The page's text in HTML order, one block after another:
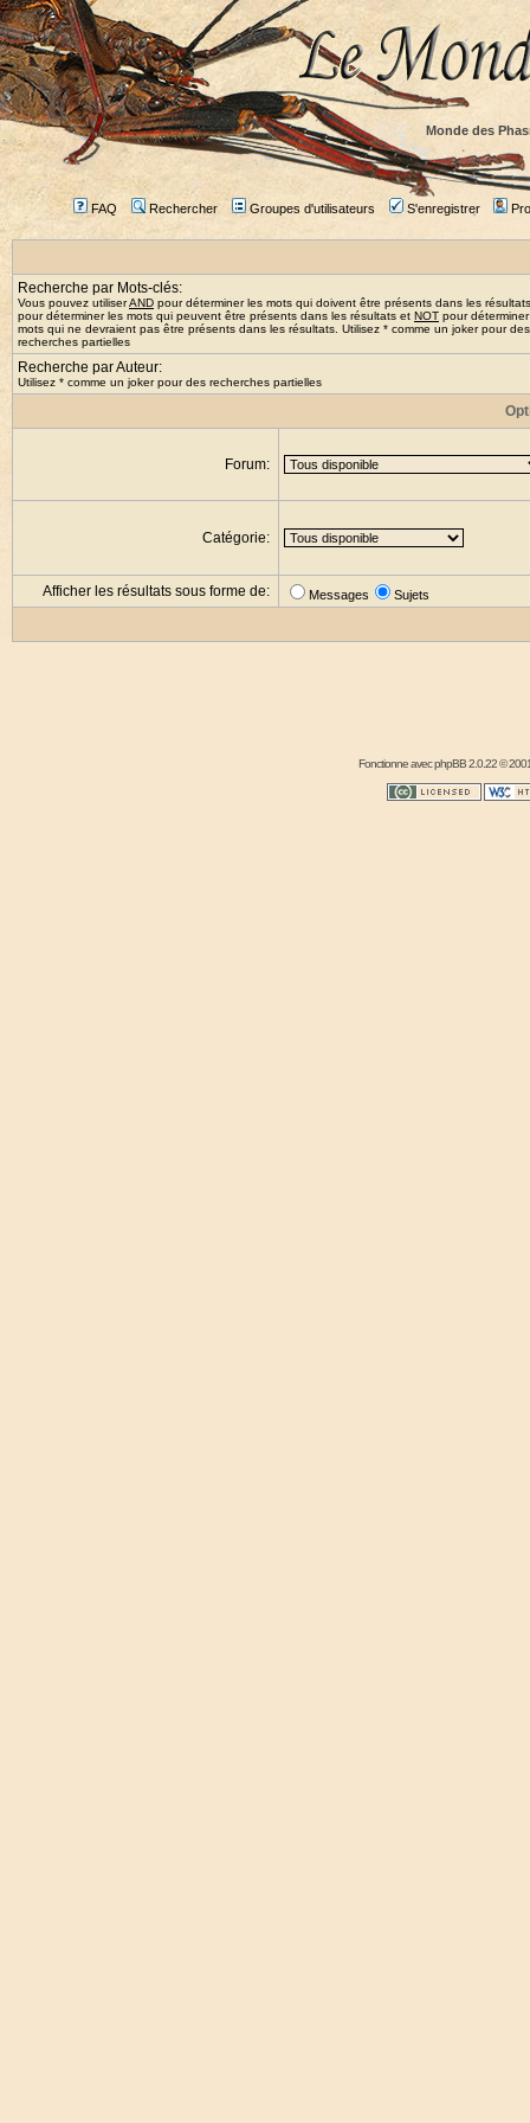
Monde des
FAQ Rechercher Groupes d'utilisateurs S'enregistrer
Recherche par Mots-clés:
Vous pouvez utiliserAND pour déterminer les mots qui doivent être présents dans les
pour déterminer les mots qui peuvent être présents dans les résultats et NOT pour
mots qui ne devraient pas être présents dans les résultats. Utilisez * comme un joker pour des
recherches partielles
Recherche par Auteur:
Utilisez * comme un joker pour des recherches partielles
Forum:
Catégorie:
Afficher les résultats sous forme de: Messages Sujets
Fonctionne avecphpBB2.0.22 ©